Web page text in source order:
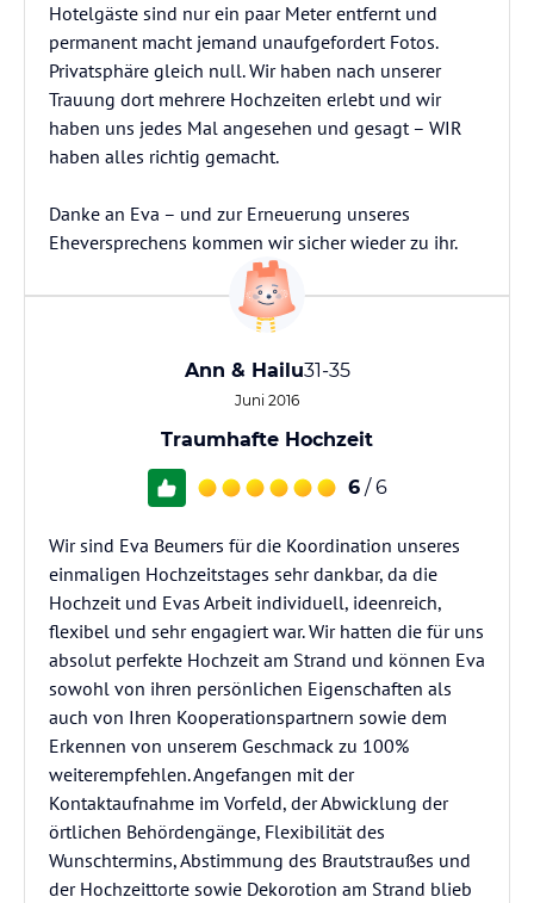
Hotelgäste sind nur ein paar Meter entfernt und
permanent macht jemand unaufgefordert Fotos.
Privatsphäre gleich null. Wir haben nach unserer
Trauung dort mehrere Hochzeiten erlebt und wir
haben uns jedes Mal angesehen und gesagt – WIR
haben alles richtig gemacht.
Danke an Eva – und zur Erneuerung unseres
Eheversprechens kommen wir sicher wieder zu ihr.
Ann & Hailu31-35
Juni 2016
Traumhafte Hochzeit
6 / 6
Wir sind Eva Beumers für die Koordination unseres
einmaligen Hochzeitstages sehr dankbar, da die
Hochzeit und Evas Arbeit individuell, ideenreich,
flexibel und sehr engagiert war. Wir hatten die für uns
absolut perfekte Hochzeit am Strand und können Eva
sowohl von ihren persönlichen Eigenschaften als
auch von Ihren Kooperationspartnern sowie dem
Erkennen von unserem Geschmack zu 100%
weiterempfehlen. Angefangen mit der
Kontaktaufnahme im Vorfeld, der Abwicklung der
örtlichen Behördengänge, Flexibilität des
Wunschtermins, Abstimmung des Brautstraußes und
der Hochzeittorte sowie Dekorotion am Strand blieb